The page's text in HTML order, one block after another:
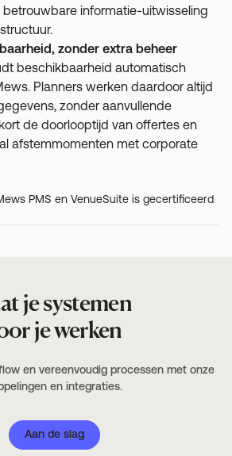
informatie-uitwisseling
zonder extra beheer
beschikbaarheid automatisch
Planners werken daardoor altijd
zonder aanvullende
de doorlooptijd van offertes en
afstemmomenten met corporate
PMS en VenueSuite is gecertificeerd
je systemen
je werken
en vereenvoudig processen met onze
en integraties.
Aan de slag